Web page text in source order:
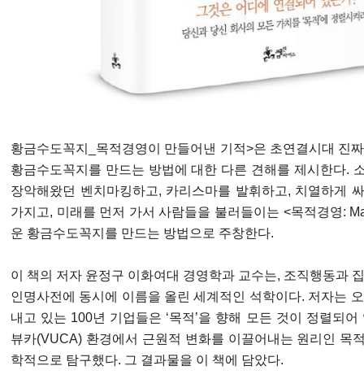
황금수도꼭지_목적경영이 만들어낸 기적>은 초연결시대 진
황금수도꼭지를 만드는 방법에 대한 다른 견해를 제시한다.
장악해왔던 벤치마킹하고, 카리스마를 발휘하고, 치열하게
가지고, 미래를 먼저 가서 사람들을 불러들이는 <목적경영:
운 황금수도꼭지를 만드는 방법으로 주창한다.
이 책의 저자 윤정구 이화여대 경영학과 교수는, 조직행동과
인명사전에 동시에 이름을 올린 세계적인 석학이다. 저자는
내고 있는 100년 기업들은 ‘목적’을 향해 모든 것이 정렬되
뷰카(VUCA) 환경에서 근원적 변화를 이끌어내는 원리인 목
학적으로 탐구했다. 그 결과물을 이 책에 담았다.